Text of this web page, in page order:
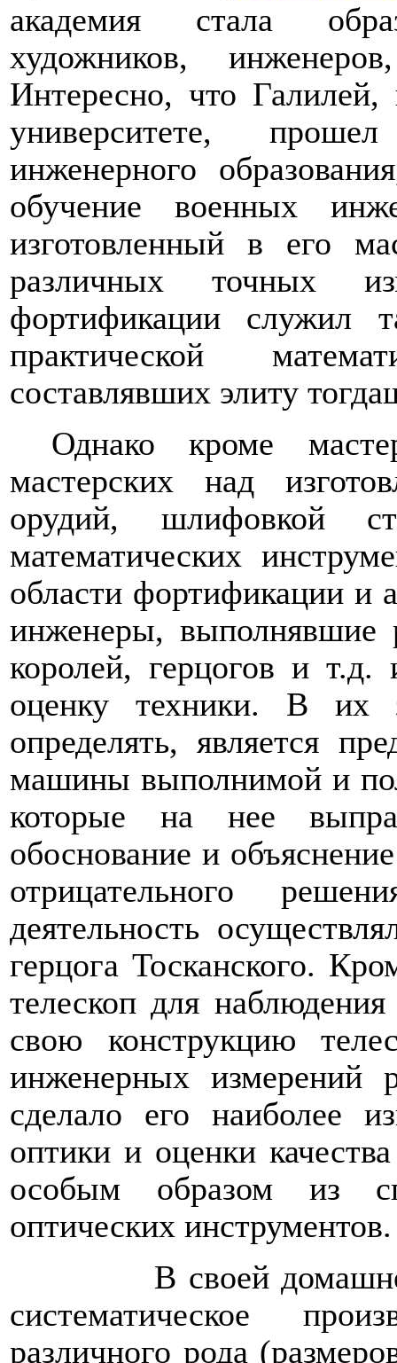
академия стала
художников,
Интересно, что
университете,
инженерного
обучение военных
изготовленный в его
различных точных
фортификации служил
практической
составлявших элиту
Однако кроме
мастерских над
орудий, шлифовкой
математических
области фортификации и
инженеры, выполнявшие
королей, герцогов и
оценку техники. В их
определять, является
машины выполнимой и
которые на нее
обоснование и
отрицательного
деятельность
герцога Тосканского.
телескоп для
свою конструкцию
инженерных измерений
сделало его наиболее
оптики и оценки
особым образом из
оптических инструментов.
В своей
систематическое
различного рода